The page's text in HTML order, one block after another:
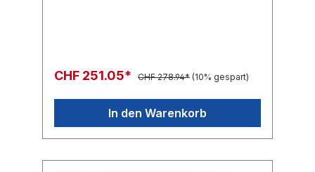
CHF 251.05* CHF 278.94* (10% gespart)
In den Warenkorb